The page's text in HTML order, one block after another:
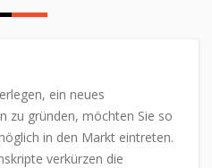
ein neues
zu gründen, möchten Sie so
in den Markt eintreten.
verkürzen die